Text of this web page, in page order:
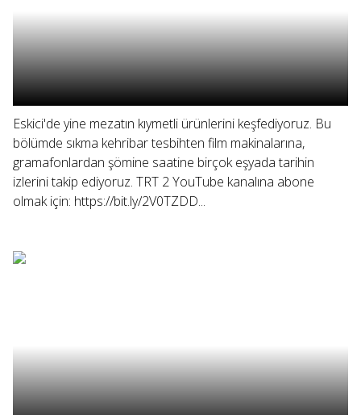
Eskici'de yine mezatın kıymetli ürünlerini keşfediyoruz. Bu
bölümde sıkma kehribar tesbihten film makinalarına,
gramafonlardan şömine saatine birçok eşyada tarihin
izlerini takip ediyoruz. TRT 2 YouTube kanalına abone
olmak için: https://bit.ly/2V0TZDD...